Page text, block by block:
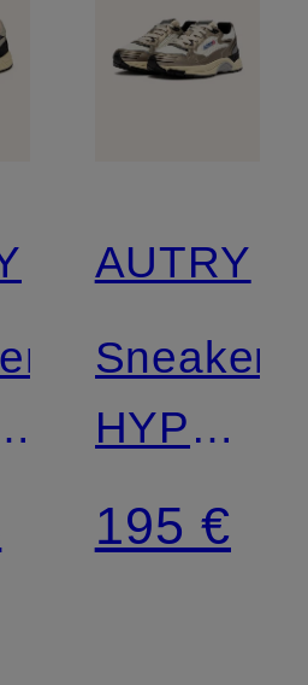
AUTRY
Sneaker
LOW
WOM
195 €